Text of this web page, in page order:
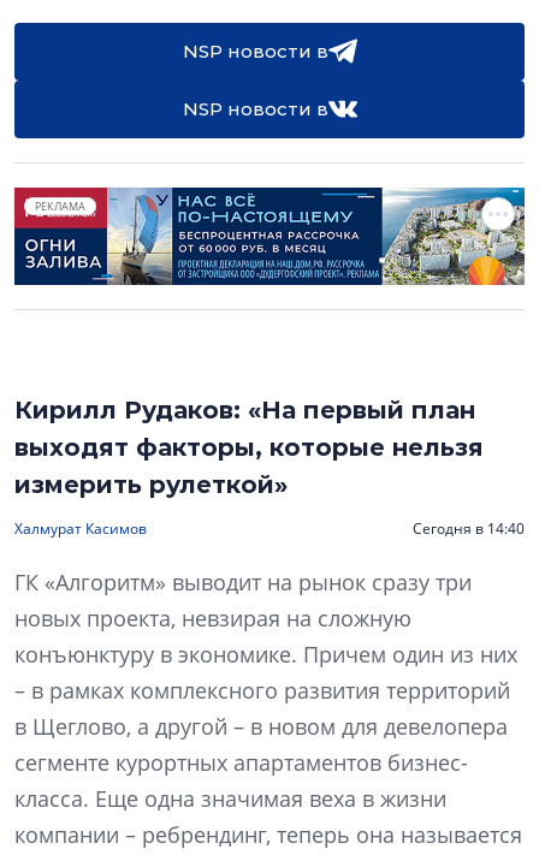
NSP новости в
NSP новости в
РЕКЛАМА
Кирилл Рудаков: «На первый план
выходят факторы, которые нельзя
измерить рулеткой»
Халмурат Касимов Сегодня в 14:40
ГК «Алгоритм» выводит на рынок сразу три
новых проекта, невзирая на сложную
конъюнктуру в экономике. Причем один из них
– в рамках комплексного развития территорий
в Щеглово, а другой – в новом для девелопера
сегменте курортных апартаментов бизнес-
класса. Еще одна значимая веха в жизни
компании – ребрендинг, теперь она называется